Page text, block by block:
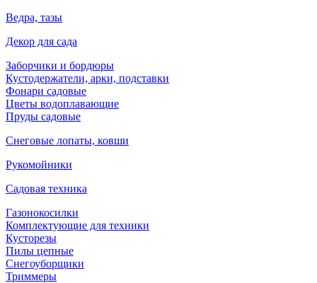
Ведра, тазы
Декор для сада
Заборчики и бордюры
Кустодержатели, арки, подставки
Фонари садовые
Цветы водоплавающие
Пруды садовые
Снеговые лопаты, ковши
Рукомойники
Садовая техника
Газонокосилки
Комплектующие для техники
Кусторезы
Пилы цепные
Снегоуборщики
Триммеры